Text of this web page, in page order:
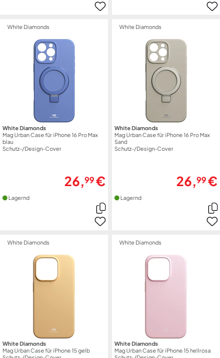
White Diamonds
White Diamonds
Mag Urban Case für iPhone 16 Pro Max
blau
Schutz-/Design-Cover
26,99€
Lagernd
White Diamonds
White Diamonds
Mag Urban Case für iPhone 16 Pro Max
Sand
Schutz-/Design-Cover
26,99€
Lagernd
White Diamonds
White Diamonds
Mag Urban Case für iPhone 15 gelb
White Diamonds
White Diamonds
Mag Urban Case für iPhone 15 hellrosa